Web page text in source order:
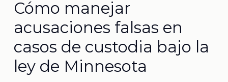
Cómo manejar
acusaciones falsas en
casos de custodia bajo la
ley de Minnesota